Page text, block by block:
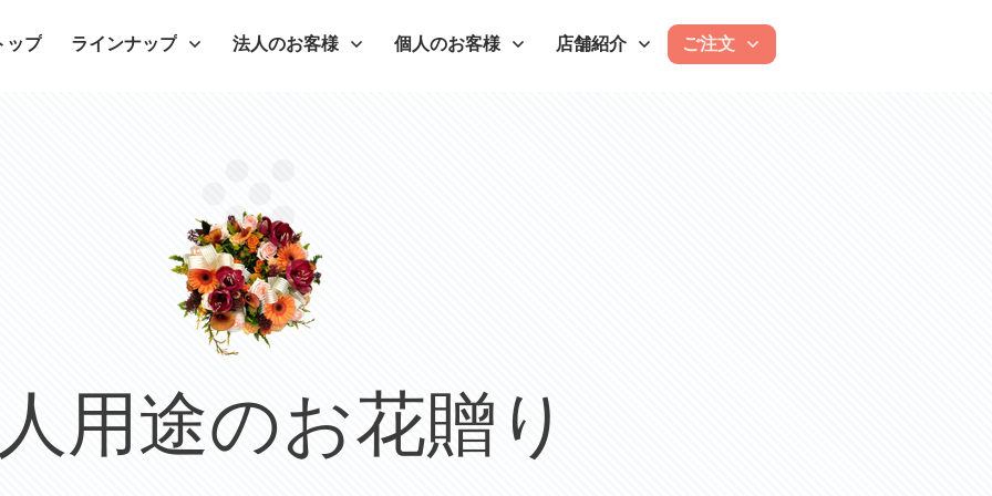
ップ ラインナップ 法人のお客様 個人のお客様 店舗紹介 ご注文
用途のお花贈り